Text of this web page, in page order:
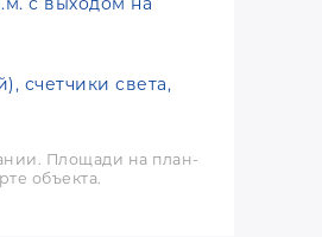
счетчики света,
Площади на план-
объекта.